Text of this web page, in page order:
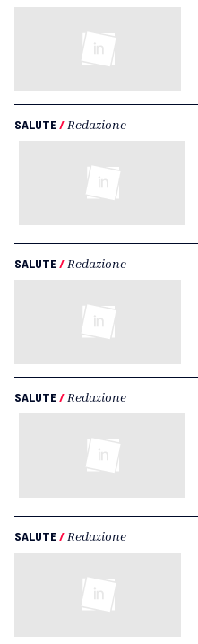
SALUTE/ Redazione
SALUTE/ Redazione
SALUTE/ Redazione
SALUTE/ Redazione